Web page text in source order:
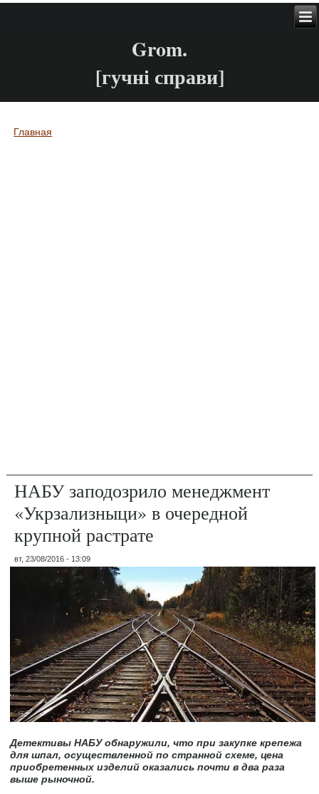
Grom.
[гучні справи]
Вы здесь
Главная
НАБУ заподозрило менеджмент
«Укрзализныци» в очередной
крупной растрате
вт, 23/08/2016 - 13:09
Детективы НАБУ обнаружили, что при закупке крепежа
для шпал, осуществленной по странной схеме, цена
приобретенных изделий оказались почти в два раза
выше рыночной.